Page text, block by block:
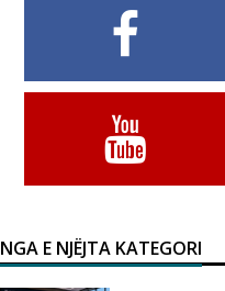
NGA E NJËJTA KATEGORI